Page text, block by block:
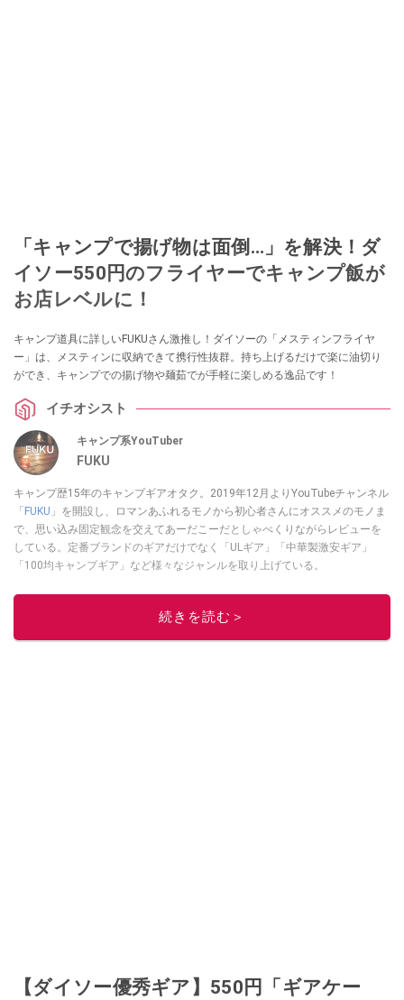
「キャンプで揚げ物は面倒…」を解決！ダ
イソー550円のフライヤーでキャンプ飯が
お店レベルに！
キャンプ道具に詳しいFUKUさん激推し！ダイソーの「メスティンフライヤ
ー」は、メスティンに収納できて携行性抜群。持ち上げるだけで楽に油切り
ができ、キャンプでの揚げ物や麺茹でが手軽に楽しめる逸品です！
イチオシスト
キャンプ系YouTuber
FUKU
キャンプ歴15年のキャンプギアオタク。2019年12月よりYouTubeチャンネル
「FUKU 」を開設し、ロマンあふれるモノから初心者さんにオススメのモノま
で、思い込み固定観念を交えてあーだこーだとしゃべくりながらレビューを
している。定番ブランドのギアだけでなく「ULギア」「中華製激安ギア」
「100均キャンプギア」など様々なジャンルを取り上げている。
このイチオシストの他の記事を読む
続きを読む＞
【ダイソー優秀ギア】550円「ギアケー